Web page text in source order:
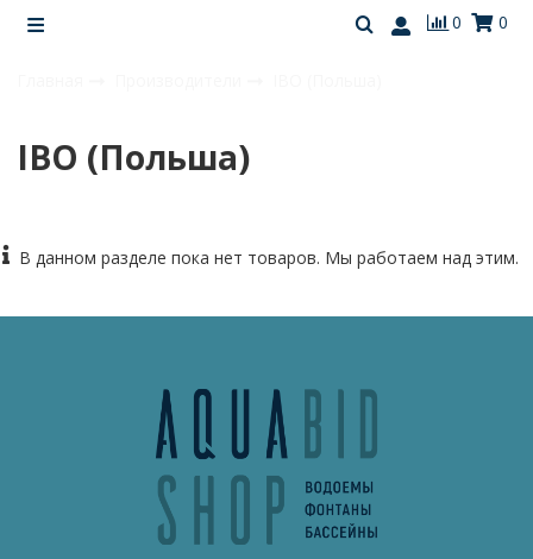
0 0
IBO (Польша)
В данном разделе пока нет товаров. Мы работаем над этим.